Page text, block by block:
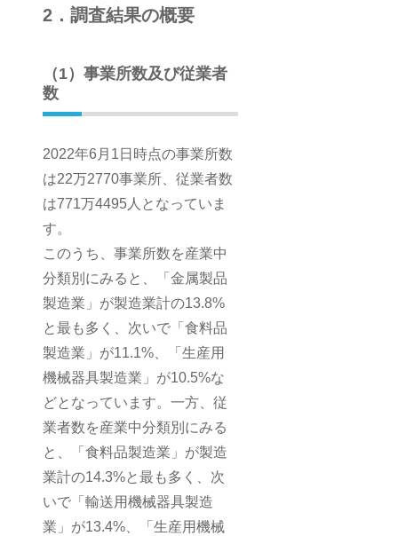
2．調査結果の概要
（1）事業所数及び従業者
数
2022年6月1日時点の事業所数
は22万2770事業所、従業者数
は771万4495人となっていま
す。
このうち、事業所数を産業中
分類別にみると、「金属製品
製造業」が製造業計の13.8%
と最も多く、次いで「食料品
製造業」が11.1%、「生産用
機械器具製造業」が10.5%な
どとなっています。一方、従
業者数を産業中分類別にみる
と、「食料品製造業」が製造
業計の14.3%と最も多く、次
いで「輸送用機械器具製造
業」が13.4%、「生産用機械